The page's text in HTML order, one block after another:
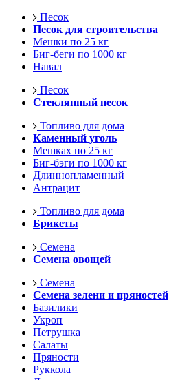
Песок
Песок для строительства
Мешки по 25 кг
Биг-беги по 1000 кг
Навал
Песок
Стеклянный песок
Топливо для дома
Каменный уголь
Мешках по 25 кг
Биг-бэги по 1000 кг
Длиннопламенный
Антрацит
Топливо для дома
Брикеты
Семена
Семена овощей
Семена
Семена зелени и пряностей
Базилики
Укроп
Петрушка
Салаты
Пряности
Руккола